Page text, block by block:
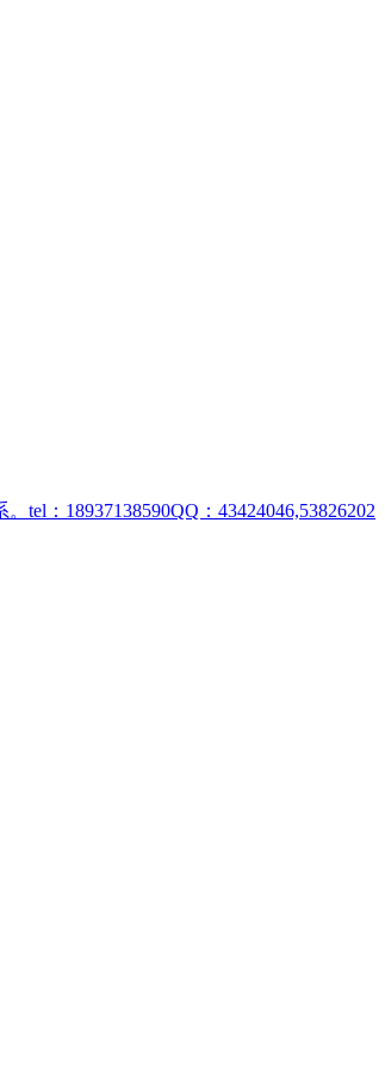
：18937138590QQ：43424046,53826202